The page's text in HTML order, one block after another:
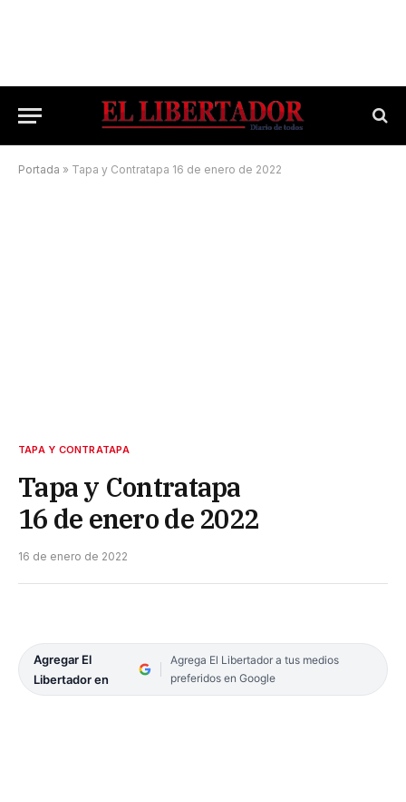
Portada » Tapa y Contratapa 16 de enero de 2022
TAPA Y CONTRATAPA
Tapa y Contratapa
16 de enero de 2022
16 de enero de 2022
Agregar El
Libertador en
Agrega El Libertador a tus medios
preferidos en Google